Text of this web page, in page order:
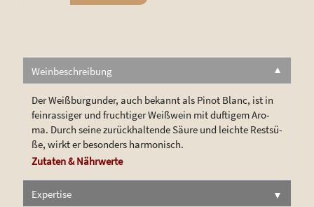
Weinbeschreibung ▼
Der Weiß­bur­gun­der, auch bekannt als Pinot Blanc, ist in
fein­ras­si­ger und fruch­ti­ger Weiß­wein mit duf­ti­gem Aro­
ma. Durch sei­ne zurück­hal­ten­de Säu­re und leich­te Rest­sü­
ße, wirkt er beson­ders harmonisch.
Zuta­ten & Nährwerte
Expertise ▼